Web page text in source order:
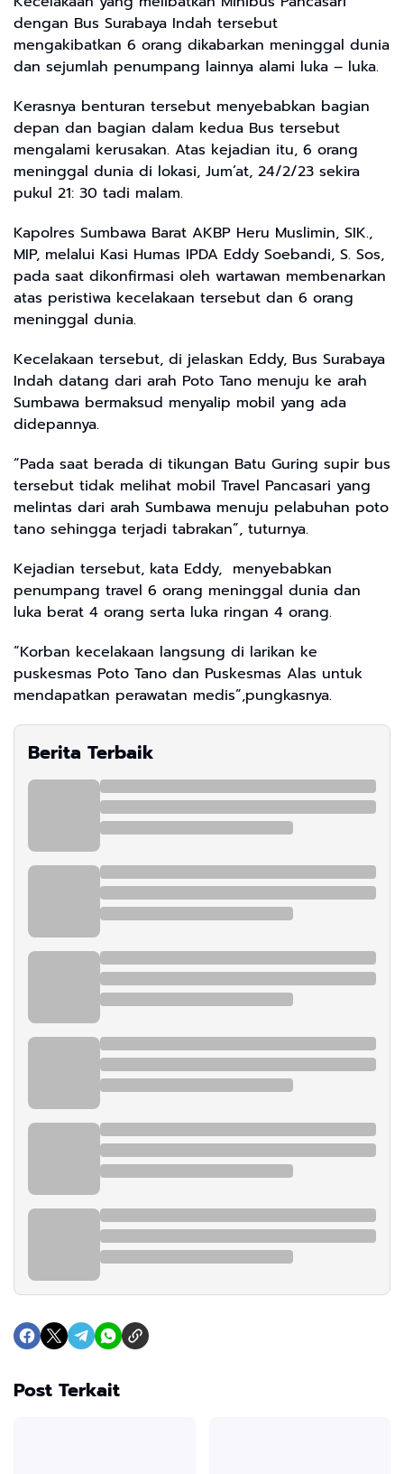
dengan Bus Surabaya Indah tersebut
mengakibatkan 6 orang dikabarkan meninggal dunia
dan sejumlah penumpang lainnya alami luka – luka.
Kerasnya benturan tersebut menyebabkan bagian
depan dan bagian dalam kedua Bus tersebut
mengalami kerusakan. Atas kejadian itu, 6 orang
meninggal dunia di lokasi, Jum’at, 24/2/23 sekira
pukul 21: 30 tadi malam.
Kapolres Sumbawa Barat AKBP Heru Muslimin, SIK.,
MIP, melalui Kasi Humas IPDA Eddy Soebandi, S. Sos,
pada saat dikonfirmasi oleh wartawan membenarkan
atas peristiwa kecelakaan tersebut dan 6 orang
meninggal dunia.
Kecelakaan tersebut, di jelaskan Eddy, Bus Surabaya
Indah datang dari arah Poto Tano menuju ke arah
Sumbawa bermaksud menyalip mobil yang ada
didepannya.
“Pada saat berada di tikungan Batu Guring supir bus
tersebut tidak melihat mobil Travel Pancasari yang
melintas dari arah Sumbawa menuju pelabuhan poto
tano sehingga terjadi tabrakan”, tuturnya.
Kejadian tersebut, kata Eddy, menyebabkan
penumpang travel 6 orang meninggal dunia dan
luka berat 4 orang serta luka ringan 4 orang.
“Korban kecelakaan langsung di larikan ke
puskesmas Poto Tano dan Puskesmas Alas untuk
mendapatkan perawatan medis”,pungkasnya.
Berita Terbaik
Post Terkait